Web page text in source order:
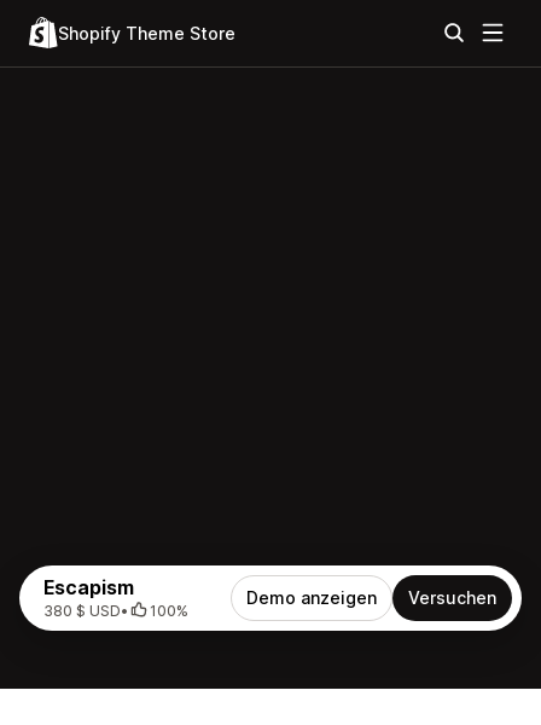
Shopify Theme Store
Escapism
380 $ USD• 100%
Demo anzeigen Versuchen